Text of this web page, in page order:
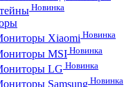
Новинка
XiaomiНовинка
MSIНовинка
LG Новинка
Samsung Новинка